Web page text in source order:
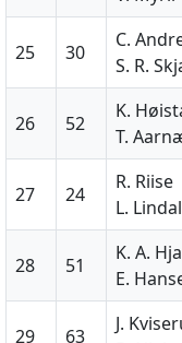
25 30
C.
S. R.
26 52
K.
T.
27 24
R. Riise
L. Lindal
28 51
K. A.
E.
29 63
J.